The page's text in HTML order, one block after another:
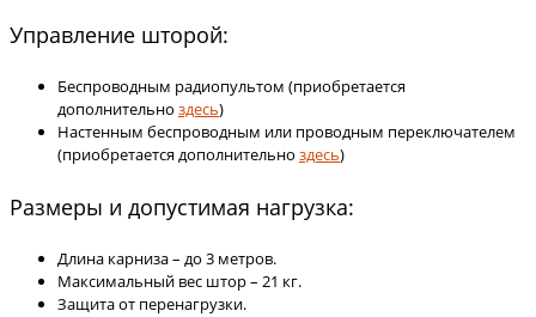
Управление шторой:
Беспроводным радиопультом (приобретается
дополнительно здесь)
Настенным беспроводным или проводным переключателем
(приобретается дополнительно здесь)
Размеры и допустимая нагрузка:
Длина карниза – до 3 метров.
Максимальный вес штор – 21 кг.
Защита от перенагрузки.